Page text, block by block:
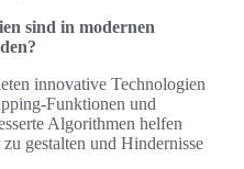
sind in modernen
innovative Technologien
Funktionen und
Algorithmen helfen
gestalten und Hindernisse